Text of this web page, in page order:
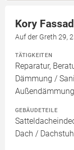
Kory
Auf der Greth 29,
TÄTIGKEITEN
Reparatur,
Dämmung /
GEBÄUDETEILE
Dach /